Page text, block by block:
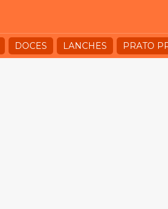
DOCES LANCHES PRATO